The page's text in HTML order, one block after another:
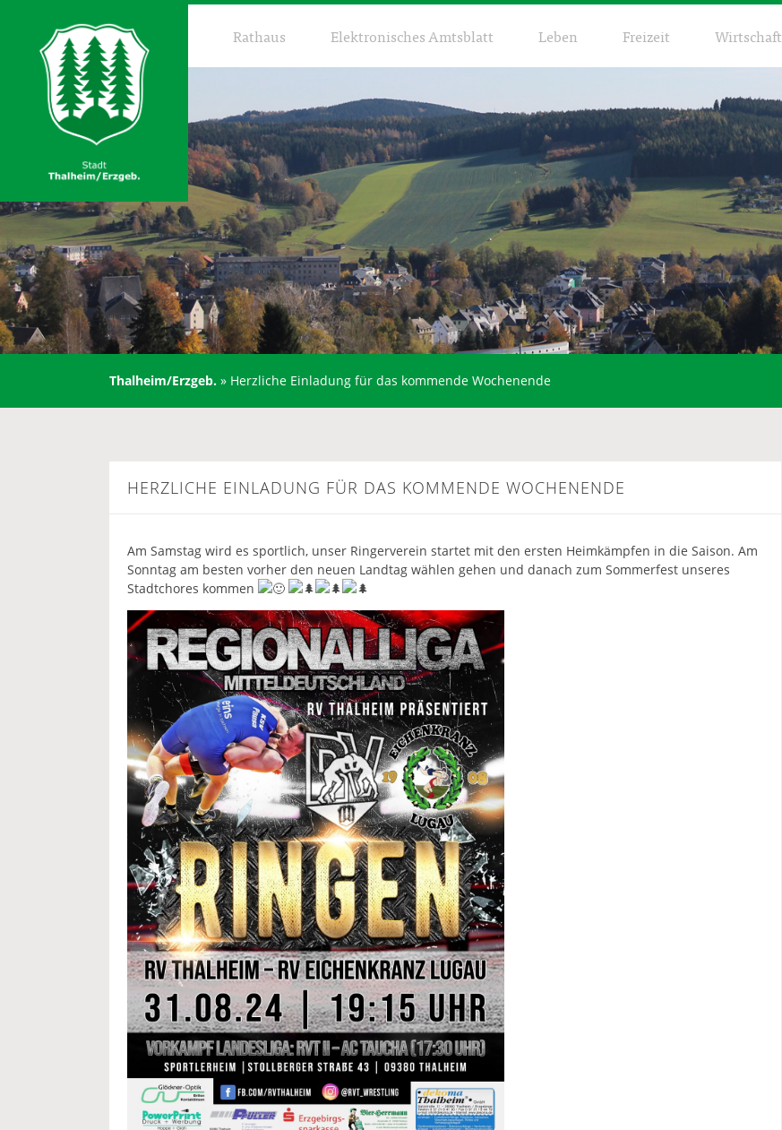
Rathaus Elektronisches Amtsblatt Leben Freizeit Wirtschaft
Thalheim/Erzgeb. » Herzliche Einladung für das kommende Wochenende
HERZLICHE EINLADUNG FÜR DAS KOMMENDE WOCHENENDE
Am Samstag wird es sportlich, unser Ringerverein startet mit den ersten Heimkämpfen in die Saison. Am
Sonntag am besten vorher den neuen Landtag wählen gehen und danach zum Sommerfest unseres
Stadtchores kommen